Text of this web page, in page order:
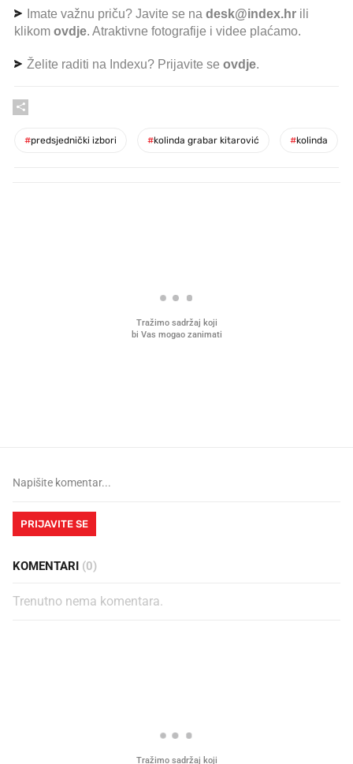
Imate važnu priču? Javite se na desk@index.hr ili
klikom ovdje. Atraktivne fotografije i videe plaćamo.
Želite raditi na Indexu? Prijavite se ovdje.
#predsjednički izbori #kolinda grabar kitarović #kolinda
PRIJAVITE SE
KOMENTARI (0)
Trenutno nema komentara.